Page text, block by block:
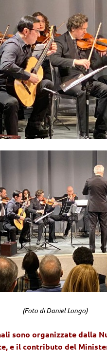
(Foto di Daniel Longo)
sono organizzate dalla
e il contributo del